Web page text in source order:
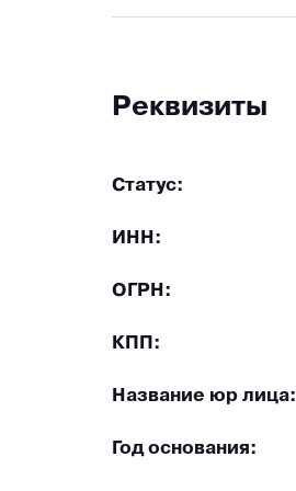
Реквизиты
Статус:
ИНН:
ОГРН:
КПП:
Название юр лица:
Год основания: